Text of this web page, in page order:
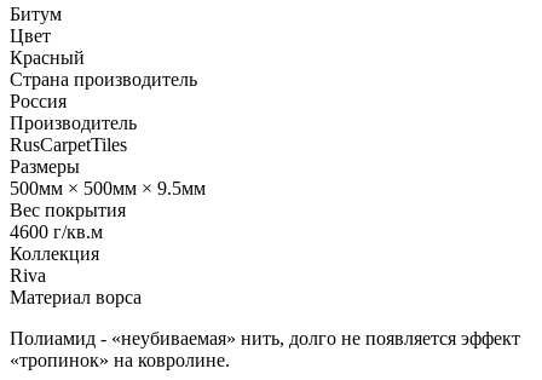
Битум
Цвет
Красный
Страна производитель
Россия
Производитель
RusCarpetTiles
Размеры
500мм × 500мм × 9.5мм
Вес покрытия
4600 г/кв.м
Коллекция
Riva
Материал ворса
Полиамид - «неубиваемая» нить, долго не появляется эффект
«тропинок» на ковролине.